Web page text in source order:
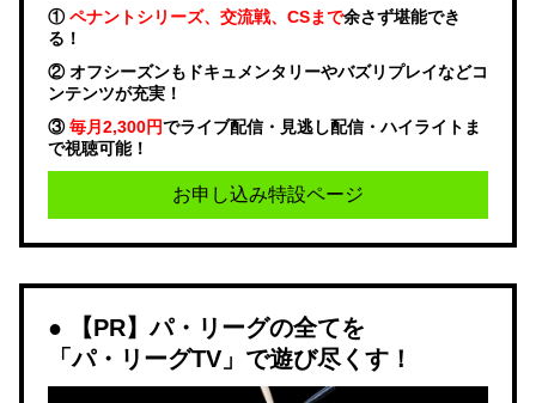
①ペナントシリーズ、交流戦、CSまで余さず堪能でき
る！
② オフシーズンもドキュメンタリーやバズリプレイなどコ
ンテンツが充実！
③毎月2,300円でライブ配信・見逃し配信・ハイライトま
で視聴可能！
お申し込み特設ページ
【PR】パ・リーグの全てを
「パ・リーグTV」で遊び尽くす！